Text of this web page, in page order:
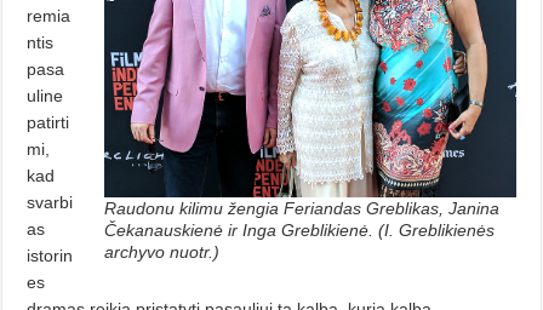
Raudonu kilimu žengia Feriandas Greblikas, Janina
Čekanauskienė ir Inga Greblikienė. (I. Greblikienės
archyvo nuotr.)
remia
ntis
pasa
uline
patirti
mi,
kad
svarbi
as
istorin
es